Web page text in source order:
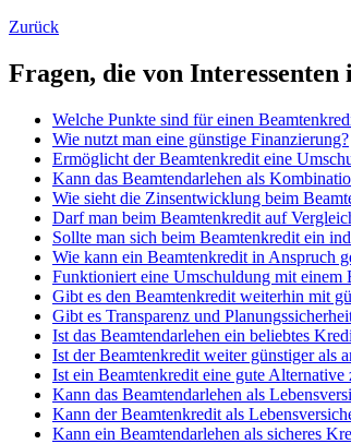
Zurück
Fragen, die von
Welche Punkte sind für einen
Wie nutzt man eine günstige Finanzierung?
Ermöglicht der Beamtenkredit eine
Kann das Beamtendarlehen als
Wie sieht die Zinsentwicklung beim
Darf man beim Beamtenkredit auf
Sollte man sich beim Beamtenkredit ein
Wie kann ein Beamtenkredit in Anspruch
Funktioniert eine Umschuldung mit einem
Gibt es den Beamtenkredit weiterhin mit
Gibt es Transparenz und
Ist das Beamtendarlehen ein beliebtes
Ist der Beamtenkredit weiter günstiger als
Ist ein Beamtenkredit eine gute Alternative
Kann das Beamtendarlehen als
Kann der Beamtenkredit als
Kann ein Beamtendarlehen als sicheres